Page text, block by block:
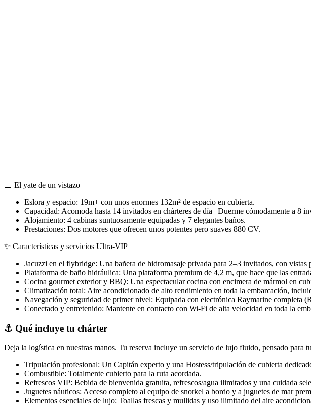
📐 El yate de un vistazo
Eslora y espacio: 19m+ con unos enormes 132m² de espacio en cubierta.
Capacidad: Acomoda hasta 14 invitados en chárteres de día | Duerme cómodamente a 8
Alojamiento: 4 cabinas suntuosamente equipadas y 7 elegantes baños.
Prestaciones: Dos motores que ofrecen unos potentes pero suaves 880 CV.
✨ Características y servicios Ultra-VIP
Jacuzzi en el flybridge: Una bañera de hidromasaje privada para 2–3 invitados, con
Plataforma de baño hidráulica: Una plataforma premium de 4,2 m, que hace que las
Cocina gourmet exterior y BBQ: Una espectacular cocina con encimera de mármol en
Climatización total: Aire acondicionado de alto rendimiento en toda la embarcación,
Navegación y seguridad de primer nivel: Equipada con electrónica Raymarine
Conectado y entretenido: Mantente en contacto con Wi-Fi de alta velocidad en toda la
⚓ Qué incluye tu chárter
Deja la logística en nuestras manos. Tu reserva incluye un servicio de lujo fluido, pensado para
Tripulación profesional: Un Capitán experto y una Hostess/tripulación de cubierta
Combustible: Totalmente cubierto para la ruta acordada.
Refrescos VIP: Bebida de bienvenida gratuita, refrescos/agua ilimitados y una cuidada
Juguetes náuticos: Acceso completo al equipo de snorkel a bordo y a juguetes de mar
Elementos esenciales de lujo: Toallas frescas y mullidas y uso ilimitado del aire